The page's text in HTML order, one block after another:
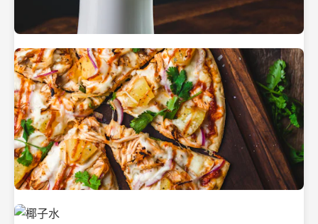
热带海滩上的椰子树
新鲜采摘的椰子